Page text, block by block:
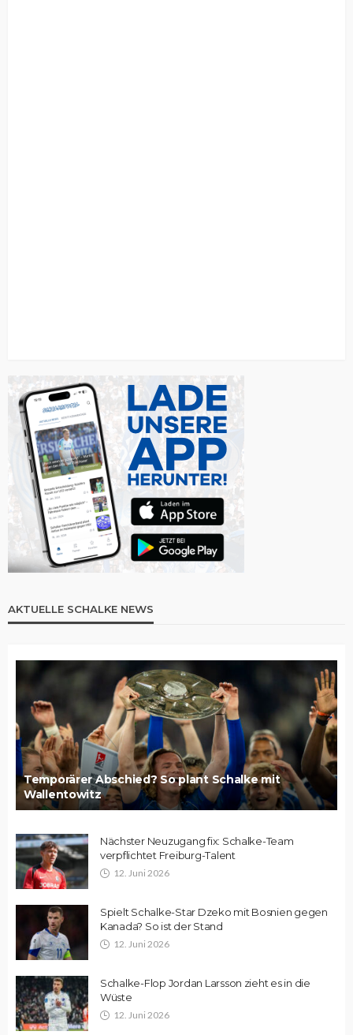
AKTUELLE SCHALKE NEWS
Temporärer Abschied? So plant Schalke mit
Wallentowitz
Nächster Neuzugang fix: Schalke-Team
verpflichtet Freiburg-Talent
12. Juni 2026
Spielt Schalke-Star Dzeko mit Bosnien gegen
Kanada? So ist der Stand
12. Juni 2026
Schalke-Flop Jordan Larsson zieht es in die
Wüste
12. Juni 2026